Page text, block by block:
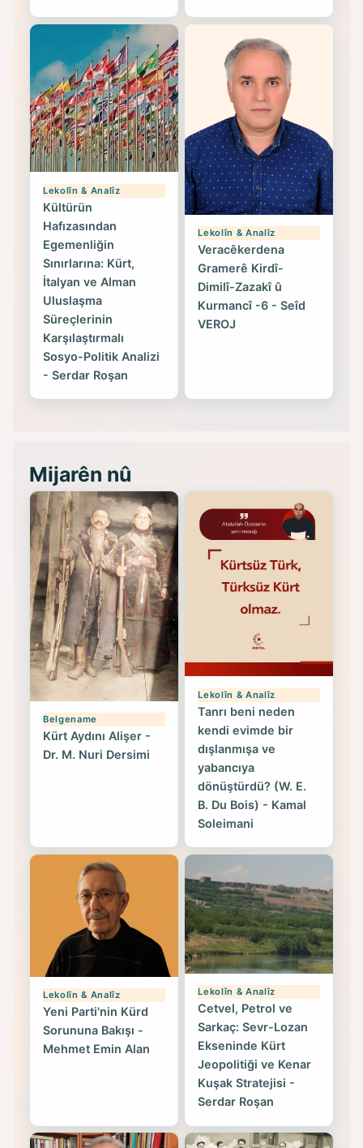
Lekolîn & Analîz
Kültürün
Hafızasından
Egemenliğin
Sınırlarına: Kürt,
İtalyan ve Alman
Uluslaşma
Süreçlerinin
Karşılaştırmalı
Sosyo-Politik Analizi
- Serdar Roşan
Lekolîn & Analîz
Veracêkerdena
Gramerê Kirdî-
Dimilî-Zazakî û
Kurmancî -6 - Seîd
VEROJ
Mijarên nû
Belgename
Kürt Aydını Alişer -
Dr. M. Nuri Dersimi
Lekolîn & Analîz
Tanrı beni neden
kendi evimde bir
dışlanmışa ve
yabancıya
dönüştürdü? (W. E.
B. Du Bois) - Kamal
Soleimani
Lekolîn & Analîz
Yeni Parti'nin Kürd
Sorununa Bakışı -
Mehmet Emin Alan
Lekolîn & Analîz
Cetvel, Petrol ve
Sarkaç: Sevr-Lozan
Ekseninde Kürt
Jeopolitiği ve Kenar
Kuşak Stratejisi -
Serdar Roşan